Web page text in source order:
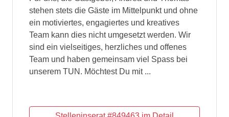
stehen stets die Gäste im Mittelpunkt und ohne
ein motiviertes, engagiertes und kreatives
Team kann dies nicht umgesetzt werden. Wir
sind ein vielseitiges, herzliches und offenes
Team und haben gemeinsam viel Spass bei
unserem TUN. Möchtest Du mit ...